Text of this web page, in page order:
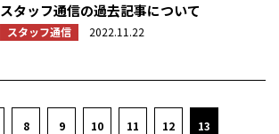
スタッフ通信の過去記事について
スタッフ通信 2022.11.22
8 9 10 11 12 13